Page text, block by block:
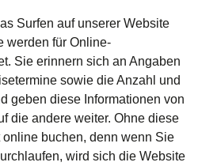
Surfen auf unserer Website
werden für Online-
Sie erinnern sich an Angaben
sowie die Anzahl und
geben diese Informationen von
die andere weiter. Ohne diese
buchen, denn wenn Sie
wird sich die Website